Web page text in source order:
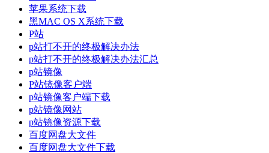
苹果系统下载
黑MAC OS X系统下载
P站
p站打不开的终极解决办法
p站打不开的终极解决办法汇总
p站镜像
P站镜像客户端
p站镜像客户端下载
p站镜像网站
p站镜像资源下载
百度网盘大文件
百度网盘大文件下载